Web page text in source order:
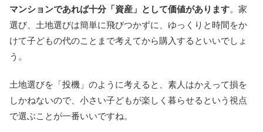
マンションであれば十分「資産」として価値があります。家
選び、土地選びは簡単に飛びつかずに、ゆっくりと時間をか
けて子どもの代のことまで考えてから購入するといいでしょ
う。
土地選びを「投機」のように考えると、素人はかえって損を
しかねないので、小さい子どもが楽しく暮らせるという視点
で選ぶことが一番いいですね。